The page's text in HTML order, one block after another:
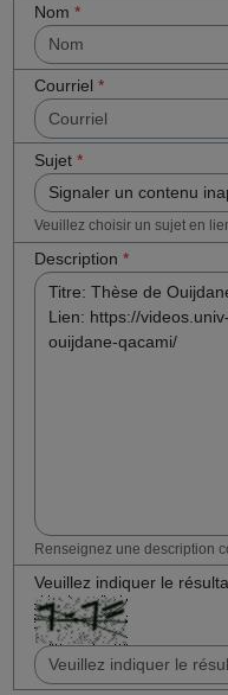
Nom *
Courriel *
Sujet *
Veuillez choisir un sujet en
Description *
Renseignez une description
Veuillez indiquer le